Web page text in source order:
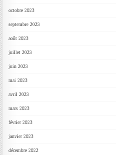
octobre 2023
septembre 2023
août 2023
juillet 2023
juin 2023
mai 2023
avril 2023
mars 2023
février 2023
janvier 2023
décembre 2022